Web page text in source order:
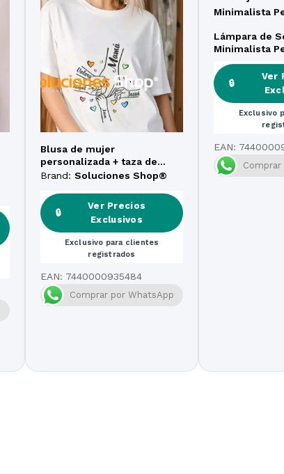
Blusa de mujer
personalizada + taza de
regalo con empaque
Brand: Soluciones Shop®
🔒
Ver Precios
Exclusivos
Exclusivo para clientes
registrados
EAN: 7440000935484
Comprar por WhatsApp
Lámpara de
Minimalista
en Blanco
🔒
Ver
Exclusivo
EAN: